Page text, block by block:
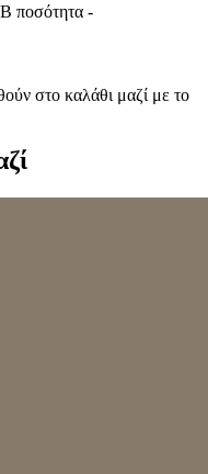
ποσότητα -
στο καλάθι μαζί με το